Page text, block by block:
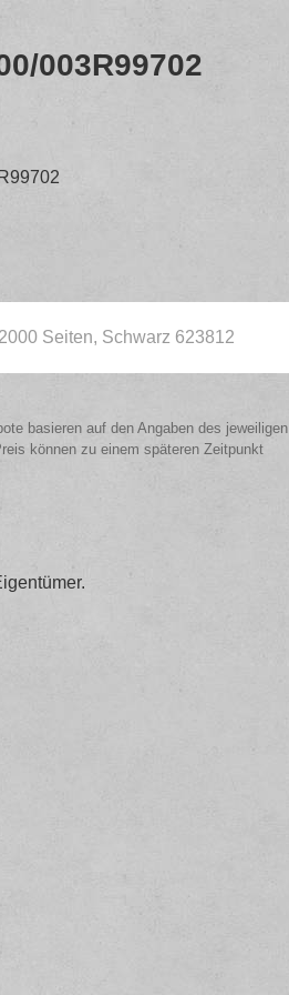
003R99702
Seiten, Schwarz 623812
basieren auf den Angaben des jeweiligen
können zu einem späteren Zeitpunkt